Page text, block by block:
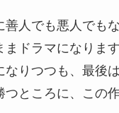
善人でも悪人でも
まドラマになりま
なりつつも、最後
つところに、この